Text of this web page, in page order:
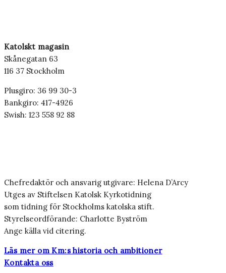
Katolskt magasin
Skånegatan 63
116 37 Stockholm
Plusgiro: 36 99 30-3
Bankgiro: 417-4926
Swish: 123 558 92 88
Chefredaktör och ansvarig utgivare: Helena D’Arcy
Utges av Stiftelsen Katolsk Kyrkotidning
som tidning för Stockholms katolska stift.
Styrelseordförande: Charlotte Byström
Ange källa vid citering.
Läs mer om Km:s historia och ambitioner
Kontakta oss